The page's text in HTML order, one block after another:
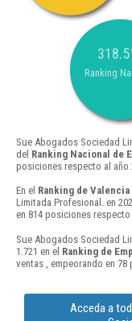
Ranking
Sue Abogados Sociedad
del Ranking Nacional de
posiciones respecto al año
En el Ranking de Valencia
Limitada Profesional. en
en 814 posiciones respecto
Sue Abogados Sociedad
1.721 en el Ranking de
ventas , empeorando en 78
Acceda a